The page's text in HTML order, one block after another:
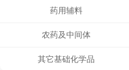
药用辅料
农药及中间体
其它基础化学品